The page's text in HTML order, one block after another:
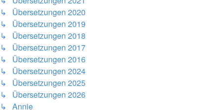
↳ Übersetzungen 2020
↳ Übersetzungen 2019
↳ Übersetzungen 2018
↳ Übersetzungen 2017
↳ Übersetzungen 2016
↳ Übersetzungen 2024
↳ Übersetzungen 2025
↳ Übersetzungen 2026
↳ Annie